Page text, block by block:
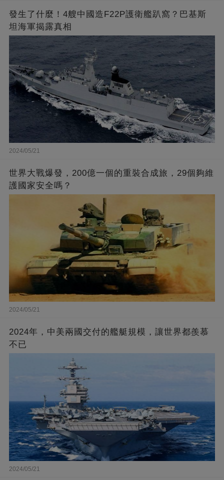
發生了什麼！4艘中國造F22P護衛艦趴窩？巴基斯
坦海軍揭露真相
2024/05/21
世界大戰爆發，200億一個的重裝合成旅，29個夠維
護國家安全嗎？
2024/05/21
2024年，中美兩國交付的艦艇規模，讓世界都羨慕
不已
2024/05/21